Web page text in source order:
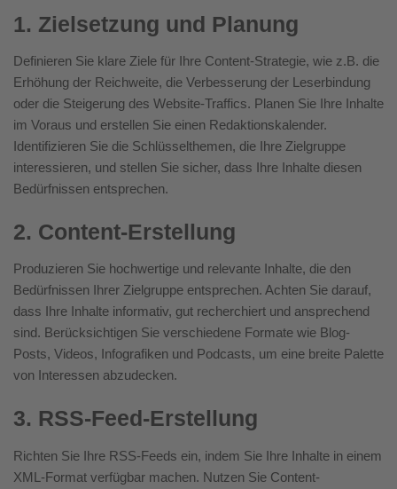
1. Zielsetzung und Planung
Definieren Sie klare Ziele für Ihre Content-Strategie, wie z.B. die
Erhöhung der Reichweite, die Verbesserung der Leserbindung
oder die Steigerung des Website-Traffics. Planen Sie Ihre Inhalte
im Voraus und erstellen Sie einen Redaktionskalender.
Identifizieren Sie die Schlüsselthemen, die Ihre Zielgruppe
interessieren, und stellen Sie sicher, dass Ihre Inhalte diesen
Bedürfnissen entsprechen.
2. Content-Erstellung
Produzieren Sie hochwertige und relevante Inhalte, die den
Bedürfnissen Ihrer Zielgruppe entsprechen. Achten Sie darauf,
dass Ihre Inhalte informativ, gut recherchiert und ansprechend
sind. Berücksichtigen Sie verschiedene Formate wie Blog-
Posts, Videos, Infografiken und Podcasts, um eine breite Palette
von Interessen abzudecken.
3. RSS-Feed-Erstellung
Richten Sie Ihre RSS-Feeds ein, indem Sie Ihre Inhalte in einem
XML-Format verfügbar machen. Nutzen Sie Content-